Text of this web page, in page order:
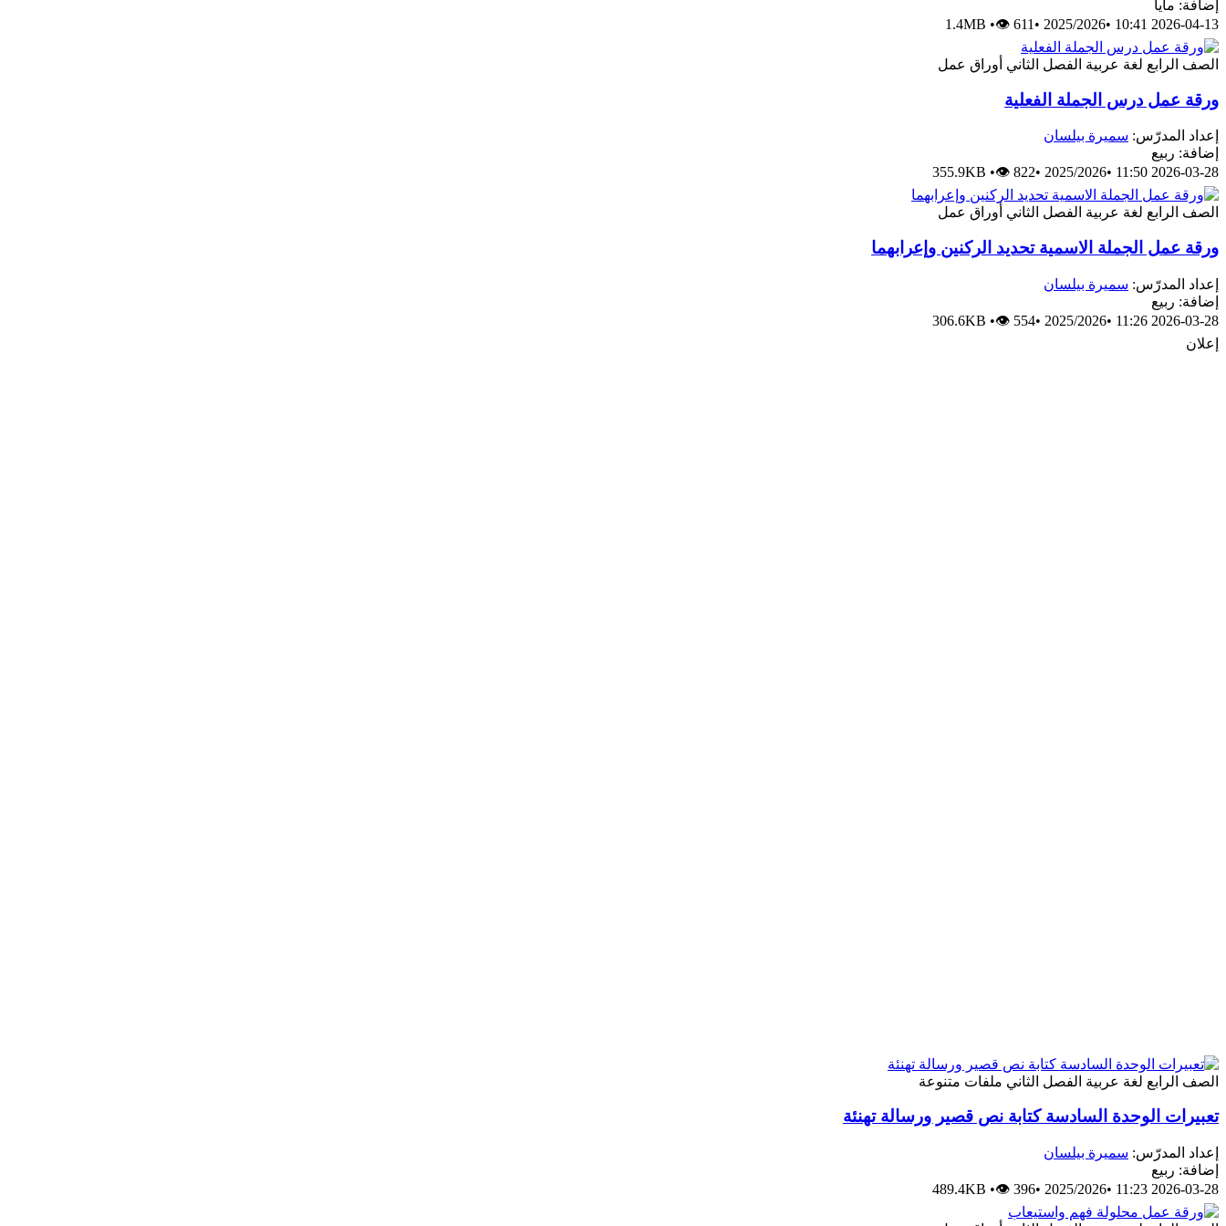
إضافة: مايا
2026-04-13 10:41
•
2025/2026
•
1.4MB •👁 611
الصف الرابع لغة عربية الفصل الثاني أوراق عمل
ورقة عمل درس الجملة الفعلية
إعداد المدرّس: سميرة بيلسان
إضافة: ربيع
2026-03-28 11:50
•
2025/2026
•
355.9KB •👁 822
الصف الرابع لغة عربية الفصل الثاني أوراق عمل
ورقة عمل الجملة الاسمية تحديد الركنين وإعرابهما
إعداد المدرّس: سميرة بيلسان
إضافة: ربيع
2026-03-28 11:26
•
2025/2026
•
306.6KB •👁 554
إعلان
الصف الرابع لغة عربية الفصل الثاني ملفات متنوعة
تعبيرات الوحدة السادسة كتابة نص قصير ورسالة تهنئة
إعداد المدرّس: سميرة بيلسان
إضافة: ربيع
2026-03-28 11:23
•
2025/2026
•
489.4KB •👁 396